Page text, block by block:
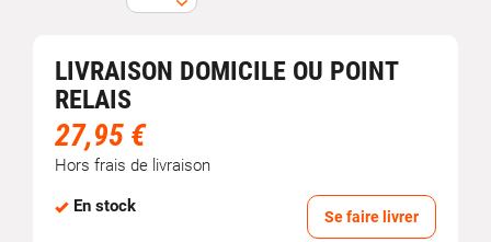
LIVRAISON DOMICILE OU POINT
RELAIS
27,95 €
Hors frais de livraison
En stock
Se faire livrer